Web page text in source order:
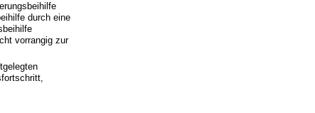
durch eine
vorrangig zur